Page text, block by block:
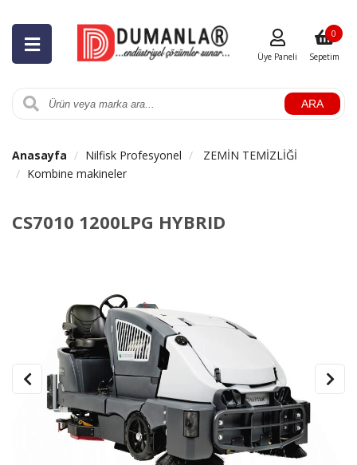
ARA
Üye Paneli Sepetim
0
Anasayfa Nilfisk Profesyonel
ZEMİN TEMİZLİĞİ
Kombine makineler
CS7010 1200LPG HYBRID